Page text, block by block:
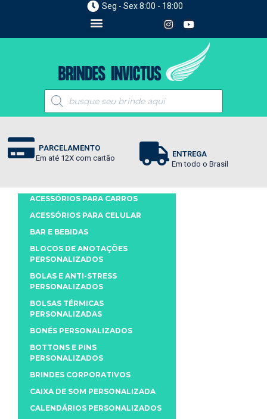
Seg - Sex 8:00 - 18:00
PARCELAMENTO
Em até 12X com cartão
ENTREGA
Em todo o Brasil
ACESSÓRIOS PARA CARROS
ACESSÓRIOS PARA CELULAR
BAR E BEBIDAS
BLOCOS DE ANOTAÇÕES
PERSONALIZADOS
BOLAS E ANTI-STRESS
PERSONALIZADOS
BOLSAS TÉRMICAS
PERSONALIZADAS
BONÉS PERSONALIZADOS
BOTTONS E PINS
PERSONALIZADOS
BRINDES CORPORATIVOS
CAIXA DE SOM PERSONALIZADA
CALENDÁRIOS PERSONALIZADOS